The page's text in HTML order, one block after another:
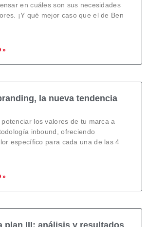
en cuáles son sus necesidades
¡Y qué mejor caso que el de Ben
»
la nueva tendencia
los valores de tu marca a
inbound, ofreciendo
específico para cada una de las 4
»
plan III: análisis y resultados